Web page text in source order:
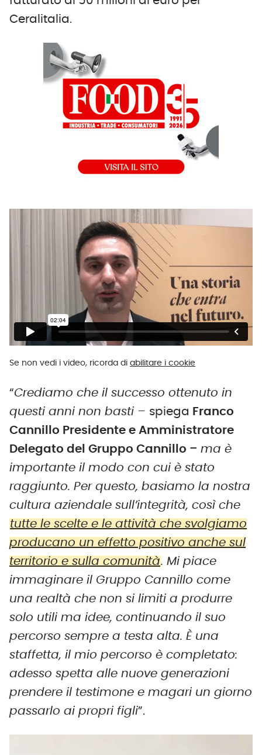
Ceralitalia.
Se non vedi i video, ricorda di abilitare i cookie
“Crediamo che il successo ottenuto in
questi anni non basti – spiega Franco
Cannillo Presidente e Amministratore
Delegato del Gruppo Cannillo – ma è
importante il modo con cui è stato
raggiunto. Per questo, basiamo la nostra
cultura aziendale sull’integrità, così che
tutte le scelte e le attività che svolgiamo
producano un effetto positivo anche sul
territorio e sulla comunità. Mi piace
immaginare il Gruppo Cannillo come
una realtà che non si limiti a produrre
solo utili ma idee, continuando il suo
percorso sempre a testa alta. È una
staffetta, il mio percorso è completato:
adesso spetta alle nuove generazioni
prendere il testimone e magari un giorno
passarlo ai propri figli”.